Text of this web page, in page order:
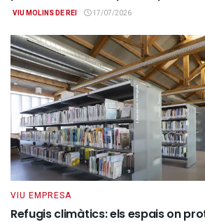
VIU MOLINS DE REI 17/07/2026
VIU EMPRESA
Refugis climàtics: els espais on